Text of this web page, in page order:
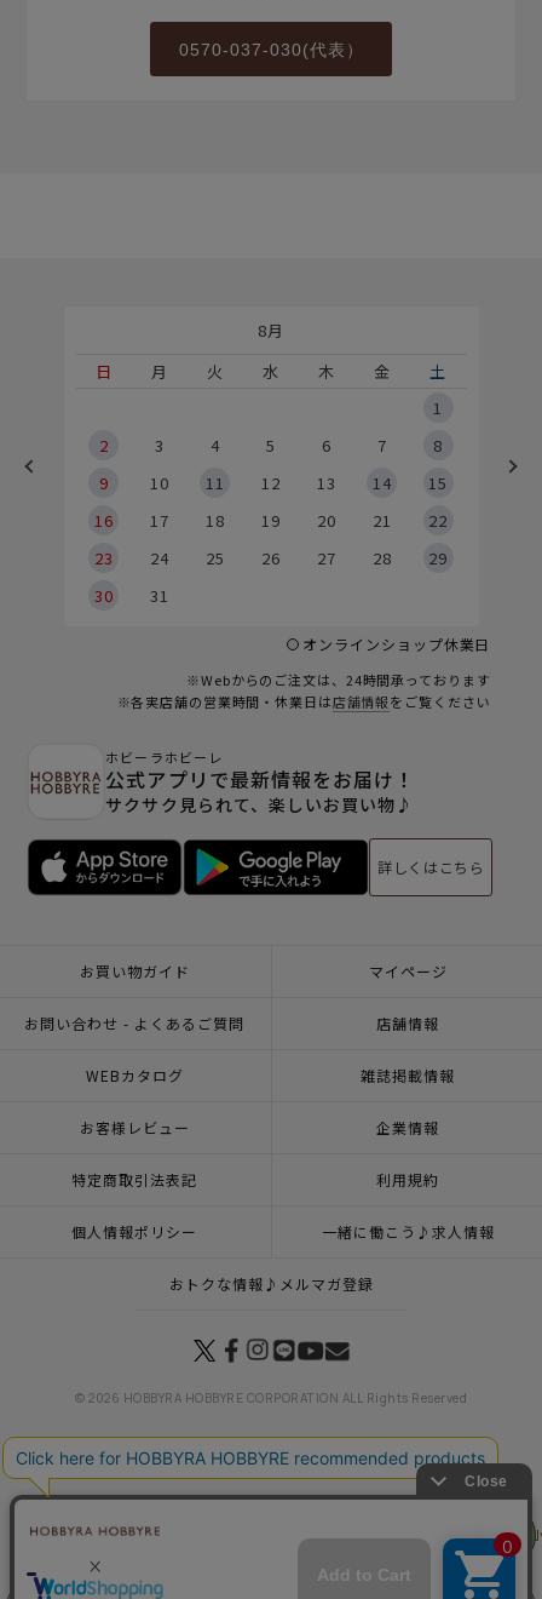
フェア
0570-037-030(代表）
8月
日
月 火 水 木 金
土
1
2
3 4 5 6 7
8
9
10 11 12 13 14
15
16
17 18 19 20 21
22
23
24 25 26 27 28
29
30
31
オンラインショップ休業日
※Webからのご注文は、24時間承っております
※各実店舗の営業時間・休業日は店舗情報をご覧ください
ホビーラホビーレ
公式アプリで最新情報をお届け！
サクサク見られて、楽しいお買い物♪
詳しくはこちら
お買い物ガイド マイページ
お問い合わせ - よくあるご質問 店舗情報
WEBカタログ 雑誌掲載情報
お客様レビュー 企業情報
特定商取引法表記 利用規約
個人情報ポリシー 一緒に働こう♪求人情報
おトクな情報♪メルマガ登録
© 2026 HOBBYRA HOBBYRE CORPORATION ALL Rights Reserved
トップページ
カテゴリー 今月の刺し子（3月19日・4月10日）
刺し子 あじさい
トップページ
トップページ
新商品 その他一覧